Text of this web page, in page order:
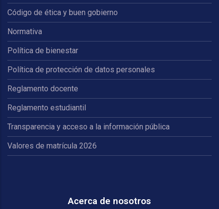
Código de ética y buen gobierno
Normativa
Política de bienestar
Política de protección de datos personales
Reglamento docente
Reglamento estudiantil
Transparencia y acceso a la información pública
Valores de matrícula 2026
Acerca de nosotros